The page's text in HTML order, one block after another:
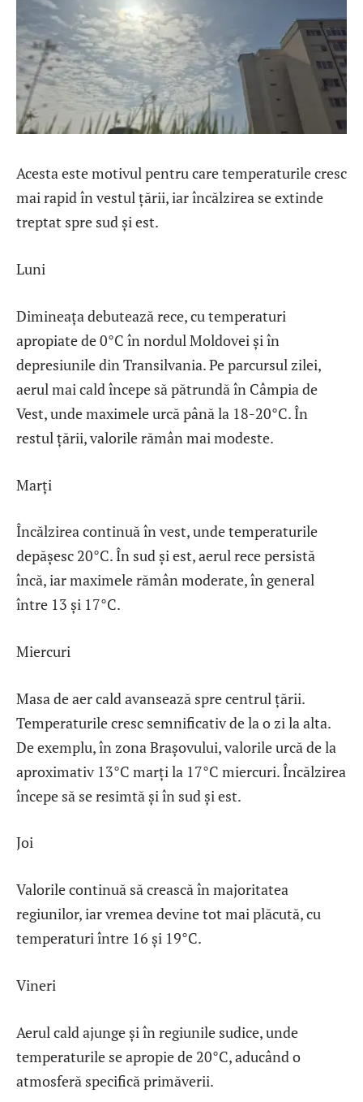
Acesta este motivul pentru care temperaturile cresc
mai rapid în vestul țării, iar încălzirea se extinde
treptat spre sud și est.
Luni
Dimineața debutează rece, cu temperaturi
apropiate de 0°C în nordul Moldovei și în
depresiunile din Transilvania. Pe parcursul zilei,
aerul mai cald începe să pătrundă în Câmpia de
Vest, unde maximele urcă până la 18-20°C. În
restul țării, valorile rămân mai modeste.
Marți
Încălzirea continuă în vest, unde temperaturile
depășesc 20°C. În sud și est, aerul rece persistă
încă, iar maximele rămân moderate, în general
între 13 și 17°C.
Miercuri
Masa de aer cald avansează spre centrul țării.
Temperaturile cresc semnificativ de la o zi la alta.
De exemplu, în zona Brașovului, valorile urcă de la
aproximativ 13°C marți la 17°C miercuri. Încălzirea
începe să se resimtă și în sud și est.
Joi
Valorile continuă să crească în majoritatea
regiunilor, iar vremea devine tot mai plăcută, cu
temperaturi între 16 și 19°C.
Vineri
Aerul cald ajunge și în regiunile sudice, unde
temperaturile se apropie de 20°C, aducând o
atmosferă specifică primăverii.